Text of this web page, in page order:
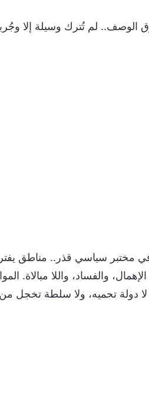
الوصف.. لم تُترك وسيلة إلا
في مختبر سياسي قذر.. مناطق
والفساد، واللا مبالاة.
دولة تحميه، ولا سلطة تخجل